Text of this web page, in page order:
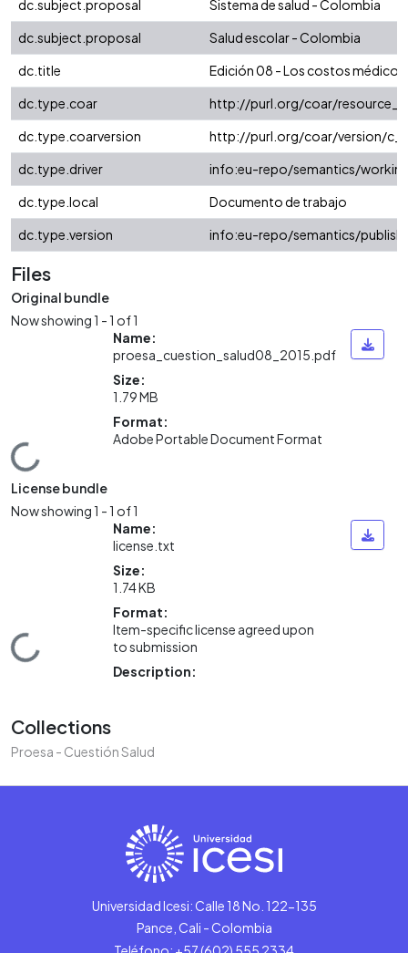
dc.subject.proposal
Sistema de salud - Colombia
dc.subject.proposal
Salud escolar - Colombia
dc.title
Edición 08 - Los costos médicos
dc.type.coar
http://purl.org/coar/
dc.type.coarversion
http://purl.org/coar/version/
dc.type.driver
info:eu-repo/semantics/
dc.type.local
Documento de trabajo
dc.type.version
info:eu-repo/semantics/
Files
Original bundle
Now showing1 - 1 of 1
Loading...
Name:
proesa_cuestion_salud08_2015.pdf
Size:
1.79 MB
Format:
Adobe Portable Document Format
License bundle
Now showing1 - 1 of 1
Loading...
Name:
license.txt
Size:
1.74 KB
Format:
Item-specific license agreed upon
to submission
Description:
Collections
Proesa - Cuestión Salud
Universidad Icesi: Calle 18 No. 122-135
Pance, Cali - Colombia